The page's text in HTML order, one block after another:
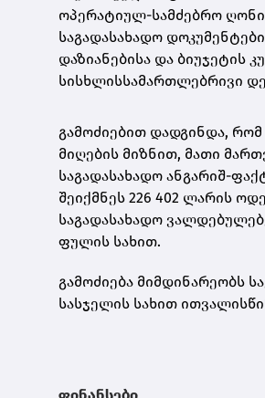
ოპერატიულ-სამძებრო
საგადასახადო
დაზიანებისა და
სისხლისსამართლებრივი
გამოძიებით დადგინდა,
მიღების მიზნით, მათი
საგადასახადო ანგარიშ-
შეიქმნეს 226 402 ლარის
საგადასახადო
ფულის სახით.
გამოძიება მიმდინარეობს
სასჯელის სახით